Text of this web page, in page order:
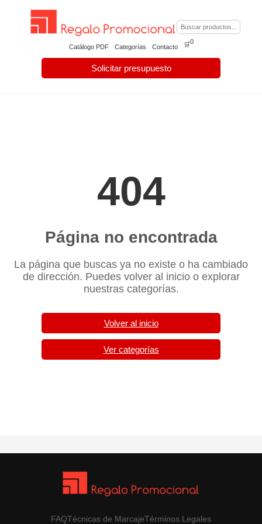
Catálogo PDF Categorías Contacto
Solicitar presupuesto
🛒0
404
Página no encontrada
La página que buscas ya no existe o ha cambiado
de dirección. Puedes volver al inicio o explorar
nuestras categorías.
Volver al inicio
Ver categorías
FAQTécnicas de MarcajeTérminos Legales